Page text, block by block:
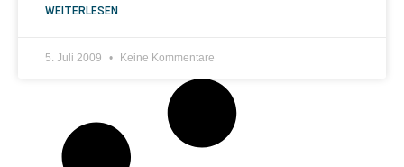
WEITERLESEN
5. Juli 2009 Keine Kommentare